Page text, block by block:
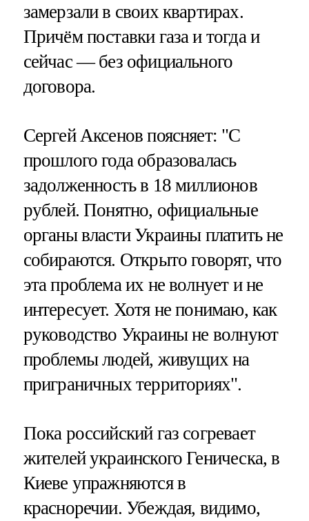
замерзали в своих квартирах.
Причём поставки газа и тогда и
сейчас — без официального
договора.
Сергей Аксенов поясняет: "С
прошлого года образовалась
задолженность в 18 миллионов
рублей. Понятно, официальные
органы власти Украины платить не
собираются. Открыто говорят, что
эта проблема их не волнует и не
интересует. Хотя не понимаю, как
руководство Украины не волнуют
проблемы людей, живущих на
приграничных территориях".
Пока российский газ согревает
жителей украинского Геническа, в
Киеве упражняются в
красноречии. Убеждая, видимо,